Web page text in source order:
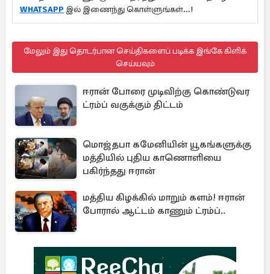
WHATSAPP இல் இணைந்து கொள்ளுங்கள்...!
மேலும் இது தொடர்பான செய்திகளைப் படிக்க இங்கே கிளிக்
செய்யவும்
ஈரான் போரை முடிவிற்கு கொண்டுவர
ட்ரம்ப் வகுக்கும் திட்டம்
மொஜ்தபா கமேனியின் யூகங்களுக்கு
மத்தியில் புதிய காணொளியை
பகிர்ந்தது ஈரான்
மத்திய கிழக்கில் மாறும் களம்! ஈரான்
போரால் ஆட்டம் காணும் ட்ரம்ப்..